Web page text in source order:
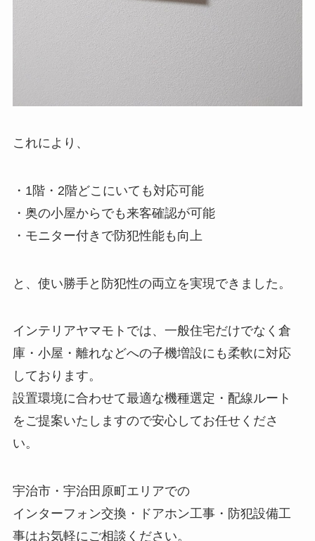
これにより、
・1階・2階どこにいても対応可能
・奥の小屋からでも来客確認が可能
・モニター付きで防犯性能も向上
と、使い勝手と防犯性の両立を実現できました。
インテリアヤマモトでは、一般住宅だけでなく倉
庫・小屋・離れなどへの子機増設にも柔軟に対応
しております。
設置環境に合わせて最適な機種選定・配線ルート
をご提案いたしますので安心してお任せくださ
い。
宇治市・宇治田原町エリアでの
インターフォン交換・ドアホン工事・防犯設備工
事はお気軽にご相談ください。